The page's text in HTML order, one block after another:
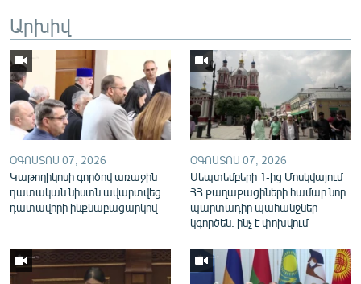
Русский
ՀԵՏԵՎԵՔ ՄԵԶ
«Ազատության» բոլոր կայքերը
Արխիվ
ՕԳՈՍՏՈՍ 07, 2026
Կաթողիկոսի գործով առաջին
դատական նիստն ավարտվեց
դատավորի ինքնաբացարկով
ՕԳՈՍՏՈՍ 07, 2026
Սեպտեմբերի 1-ից Մոսկվայում
ՀՀ քաղաքացիների համար նոր
պարտադիր պահանջներ
կգործեն. ինչ է փոխվում